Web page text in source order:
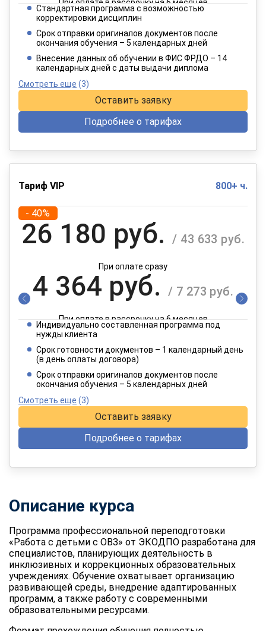
При оплате в рассрочку на 6 месяцев
1 915 руб.
При оплате в рассрочку на 12 месяцев
Стандартная программа с возможностью
корректировки дисциплин
Срок отправки оригиналов документов после
окончания обучения – 5 календарных дней
Внесение данных об обучении в ФИС ФРДО – 14
календарных дней с даты выдачи диплома
Смотреть еще (3)
Оставить заявку
Подробнее о тарифах
Тариф VIP 800+ ч.
- 40%
26 180 руб. / 43 633 руб.
При оплате сразу
4 364 руб. / 7 273 руб.
При оплате в рассрочку на 6 месяцев
2 182 руб. / 3 637 руб.
При оплате в рассрочку на 12 месяцев
Индивидуально составленная программа под
нужды клиента
Срок готовности документов – 1 календарный день
(в день оплаты договора)
Срок отправки оригиналов документов после
окончания обучения – 5 календарных дней
Смотреть еще (3)
Оставить заявку
Подробнее о тарифах
Описание курса
Программа профессиональной переподготовки
«Работа с детьми с ОВЗ» от ЭКОДПО разработана для
специалистов, планирующих деятельность в
инклюзивных и коррекционных образовательных
учреждениях. Обучение охватывает организацию
развивающей среды, внедрение адаптированных
программ, а также работу с современными
образовательными ресурсами.